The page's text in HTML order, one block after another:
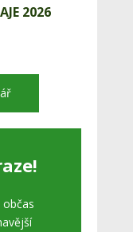
2026